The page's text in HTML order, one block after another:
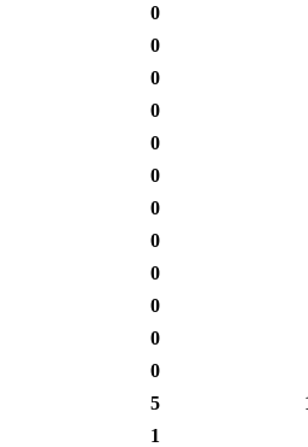
0
0
0
0
0
0
0
0
0
0
0
0
5
1